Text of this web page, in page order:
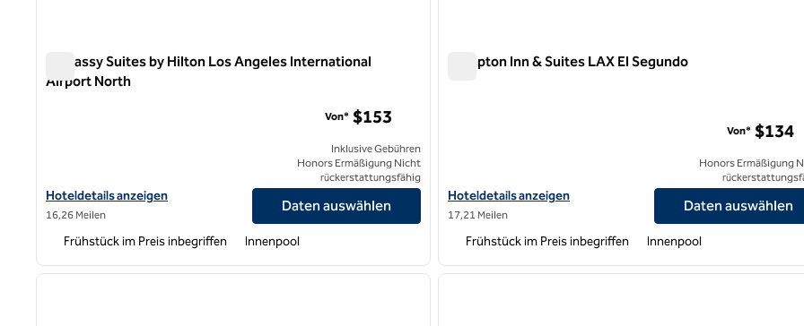
Embassy Suites by Hilton Los Angeles International
Airport North
Hoteldetails für Embassy Suites by Hilton Los Angeles International Airport North anzeigen
Hoteldetails anzeigen
16,26 Meilen
Von* $153
Inklusive Gebühren
Honors Ermäßigung Nicht
rückerstattungsfähig
Daten auswählen
Frühstück im Preis inbegriffen Innenpool
Hampton Inn & Suites LAX El Segundo
Hoteldetails für Hampton Inn & Suites LAX El Segundo anzeigen
Hoteldetails anzeigen
17,21 Meilen
Von* $134
Honors Ermäßigung
Daten auswählen
Frühstück im Preis inbegriffen Innenpool
1 von 12
nächstes Bild
1 von 12